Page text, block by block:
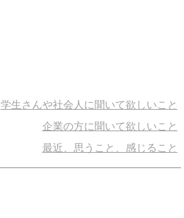
学生さんや社会人に聞いて欲しいこと
企業の方に聞いて欲しいこと
最近、思うこと、感じること